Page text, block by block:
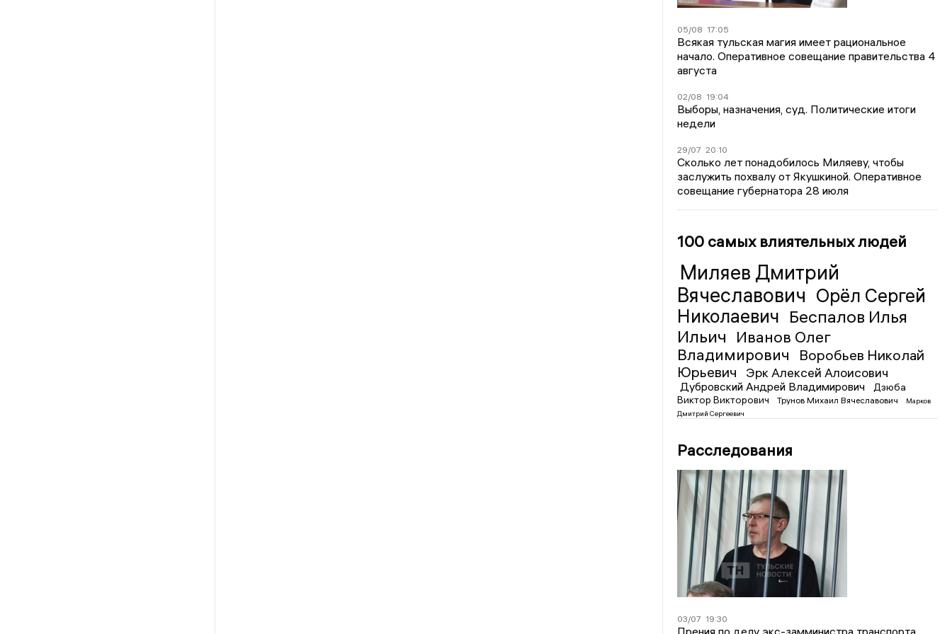
05/08 17:05
Всякая тульская магия имеет рациональное
начало. Оперативное совещание правительства 4
августа
02/08 19:04
Выборы, назначения, суд. Политические итоги
недели
29/07 20:10
Сколько лет понадобилось Миляеву, чтобы
заслужить похвалу от Якушкиной. Оперативное
совещание губернатора 28 июля
100 самых влиятельных людей
Миляев Дмитрий
Вячеславович Орёл Сергей
Николаевич Беспалов Илья
Ильич
Иванов Олег
Владимирович
Воробьев Николай
Юрьевич
Эрк Алексей Алоисович
Дубровский Андрей Владимирович
Дзюба
Виктор Викторович
Трунов Михаил Вячеславович
Марков
Дмитрий Сергеевич
Расследования
03/07 19:30
Прения по делу экс-замминистра транспорта